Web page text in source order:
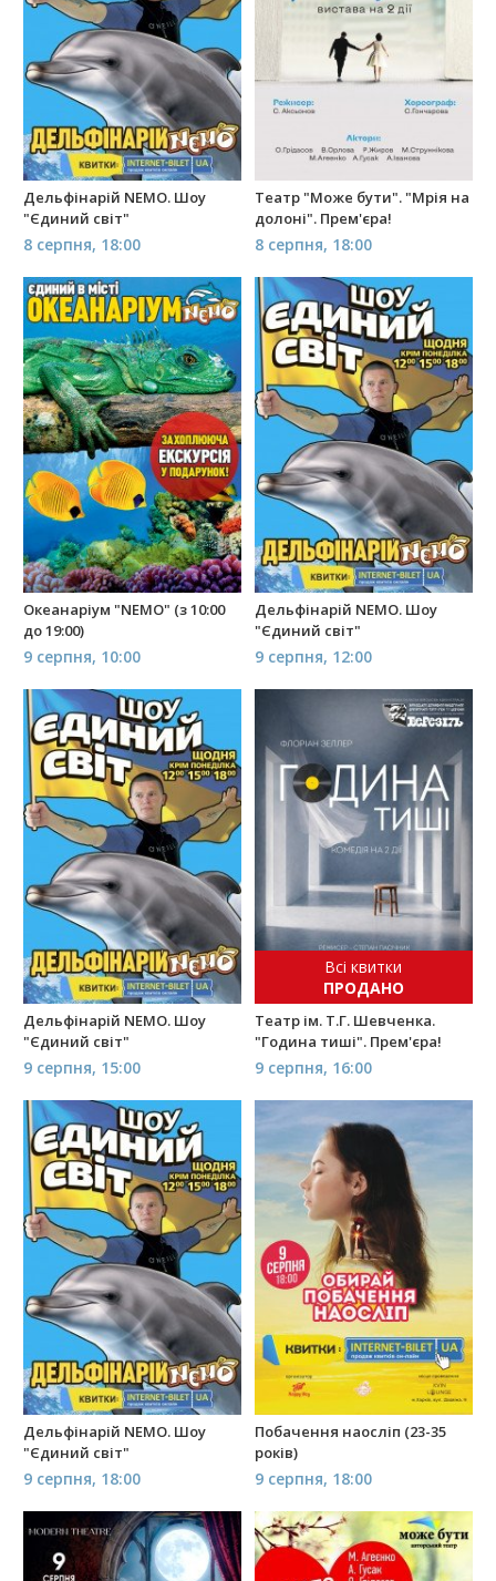
Дельфінарій NEMO. Шоу
"Єдиний світ"
8 серпня, 18:00
Театр "Може бути". "Мрія на
долоні". Прем'єра!
8 серпня, 18:00
Океанаріум "NEMO" (з 10:00
до 19:00)
9 серпня, 10:00
Дельфінарій NEMO. Шоу
"Єдиний світ"
9 серпня, 12:00
Дельфінарій NEMO. Шоу
"Єдиний світ"
9 серпня, 15:00
Всі квитки
ПРОДАНО
Театр ім. Т.Г. Шевченка.
"Година тиші". Прем'єра!
9 серпня, 16:00
Дельфінарій NEMO. Шоу
"Єдиний світ"
9 серпня, 18:00
Побачення наосліп (23-35
років)
9 серпня, 18:00